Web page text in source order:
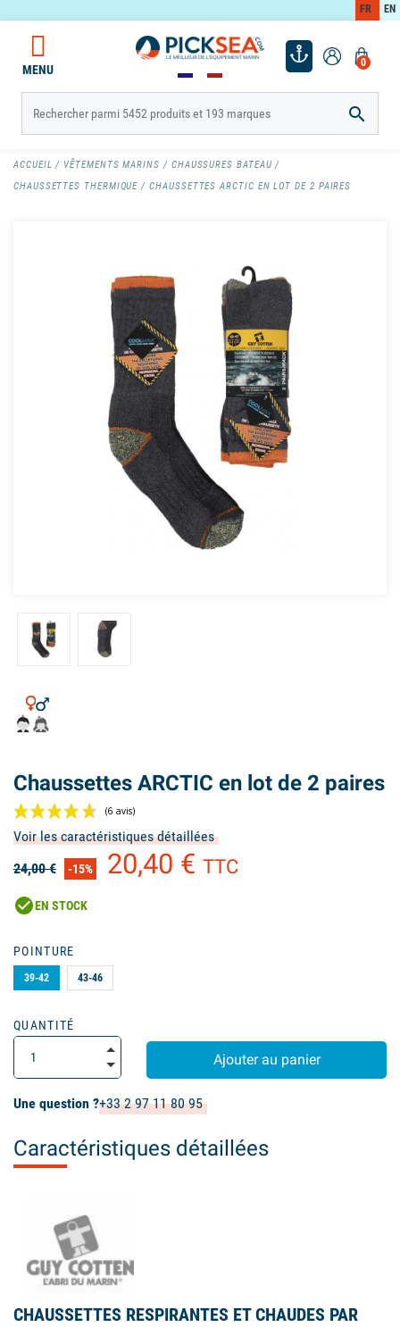
FR EN
0
MENU

ACCUEIL VÊTEMENTS MARINS
CHAUSSURES BATEAU
CHAUSSETTES THERMIQUE
CHAUSSETTES ARCTIC EN LOT DE 2 PAIRES
Chaussettes ARCTIC en lot de 2 paires
Voir les caractéristiques détaillées
24,00 €
-15% 20,40 € TTC
check_circleEN STOCK
POINTURE
39-42 43-46
QUANTITÉ
Ajouter au panier
Une question ?+33 2 97 11 80 95
Caractéristiques détaillées
CHAUSSETTES RESPIRANTES ET CHAUDES PAR